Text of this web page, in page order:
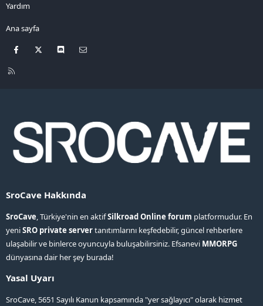
Yardım
Ana sayfa
Facebook Discord
R
SroCave Hakkında
SroCave, Türkiye'nin en aktifSilkroad Online forum platformudur. En
yeniSRO private servertanıtımlarını keşfedebilir, güncel rehberlere
ulaşabilir ve binlerce oyuncuyla buluşabilirsiniz. Efsanevi MMORPG
dünyasına dair her şey burada!
Yasal Uyarı
SroCave, 5651 Sayılı Kanun kapsamında "yer sağlayıcı" olarak hizmet